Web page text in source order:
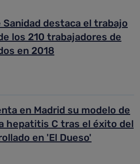
Sanidad destaca el trabajo
los 210 trabajadores de
en 2018
en Madrid su modelo de
hepatitis C tras el éxito del
en 'El Dueso'